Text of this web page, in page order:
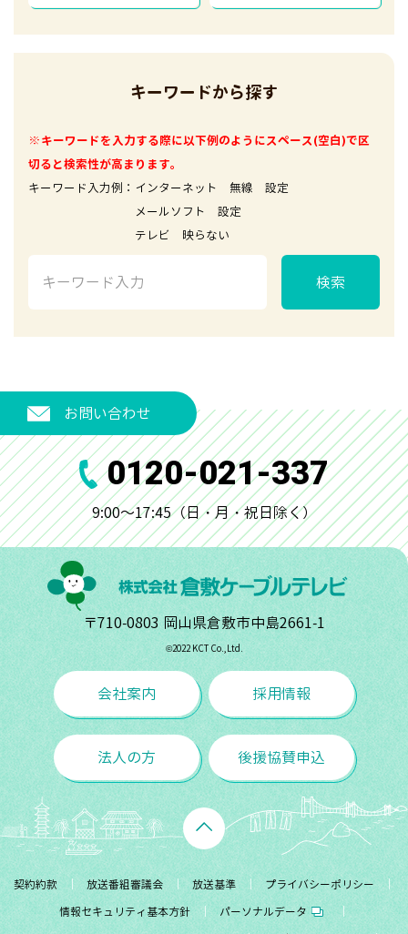
キーワードから探す
※キーワードを入力する際に以下例のようにスペース(空白)で区
切ると検索性が高まります。
キーワード入力例：インターネット 無線 設定
メールソフト 設定
テレビ 映らない
検索
お問い合わせ
0120-021-337
9:00～17:45（日・月・祝日除く）
〒710-0803 岡山県倉敷市中島2661-1
©︎2022 KCT Co.,Ltd.
会社案内 採用情報
法人の方 後援協賛申込
契約約款 放送番組審議会 放送基準
プライバシーポリシー
情報セキュリティ基本方針
パーソナルデータ